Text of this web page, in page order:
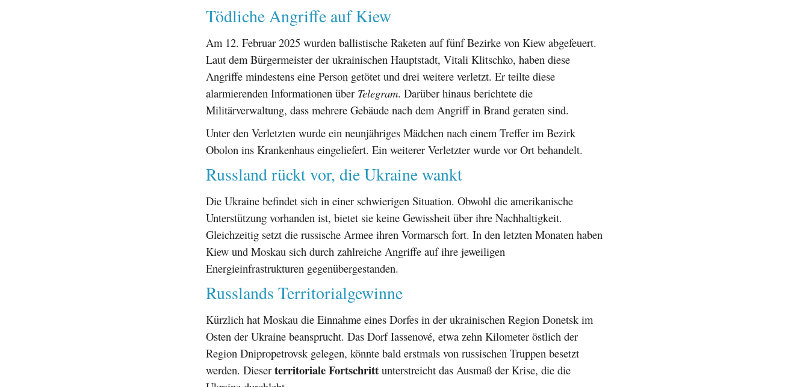
Tödliche Angriffe auf Kiew
Am 12. Februar 2025 wurden ballistische Raketen auf fünf Bezirke von Kiew abgefeuert.
Laut dem Bürgermeister der ukrainischen Hauptstadt, Vitali Klitschko, haben diese
Angriffe mindestens eine Person getötet und drei weitere verletzt. Er teilte diese
alarmierenden Informationen über Telegram. Darüber hinaus berichtete die
Militärverwaltung, dass mehrere Gebäude nach dem Angriff in Brand geraten sind.
Unter den Verletzten wurde ein neunjähriges Mädchen nach einem Treffer im Bezirk
Obolon ins Krankenhaus eingeliefert. Ein weiterer Verletzter wurde vor Ort behandelt.
Russland rückt vor, die Ukraine wankt
Die Ukraine befindet sich in einer schwierigen Situation. Obwohl die amerikanische
Unterstützung vorhanden ist, bietet sie keine Gewissheit über ihre Nachhaltigkeit.
Gleichzeitig setzt die russische Armee ihren Vormarsch fort. In den letzten Monaten haben
Kiew und Moskau sich durch zahlreiche Angriffe auf ihre jeweiligen
Energieinfrastrukturen gegenübergestanden.
Russlands Territorialgewinne
Kürzlich hat Moskau die Einnahme eines Dorfes in der ukrainischen Region Donetsk im
Osten der Ukraine beansprucht. Das Dorf Iassenové, etwa zehn Kilometer östlich der
Region Dnipropetrovsk gelegen, könnte bald erstmals von russischen Truppen besetzt
werden. Dieser territoriale Fortschritt unterstreicht das Ausmaß der Krise, die die